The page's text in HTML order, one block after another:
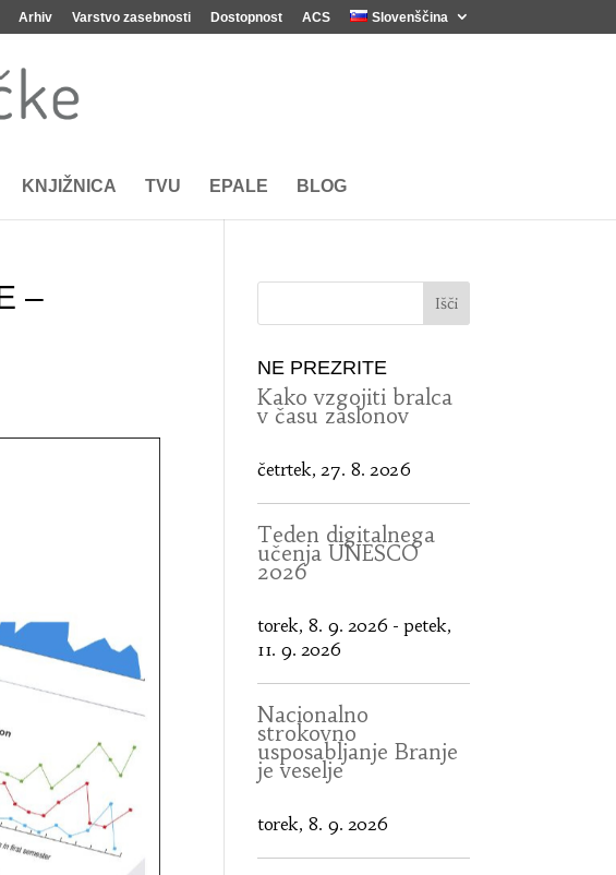
Arhiv Varstvo zasebnosti Dostopnost ACS Slovenščina
KNJIŽNICA TVU EPALE BLOG
–
NE PREZRITE
Kako vzgojiti bralca
v času zaslonov
četrtek, 27. 8. 2026
Teden digitalnega
učenja UNESCO
2026
torek, 8. 9. 2026 -petek,
11. 9. 2026
Nacionalno
strokovno
usposabljanje Branje
je veselje
torek, 8. 9. 2026